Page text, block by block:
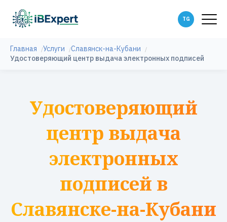
Главная Услуги
Славянск-на-Кубани
Удостоверяющий центр выдача электронных подписей
Удостоверяющий
центр выдача
электронных
подписей в
Славянске-на-Кубани